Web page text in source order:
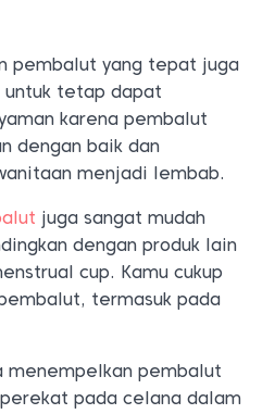
pembalut yang tepat juga
untuk tetap dapat
karena pembalut
dengan baik dan
menjadi lembab.
juga sangat mudah
dengan produk lain
cup. Kamu cukup
termasuk pada
menempelkan pembalut
pada celana dalam